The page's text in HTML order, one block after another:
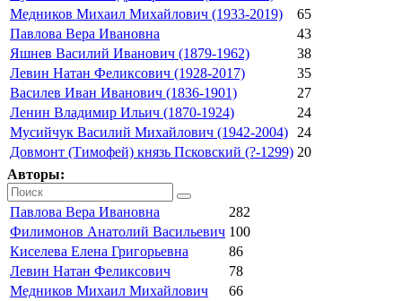
Медников Михаил Михайлович (1933-2019)
65
Павлова Вера Ивановна
43
Яшнев Василий Иванович (1879-1962)
38
Левин Натан Феликсович (1928-2017)
35
Василев Иван Иванович (1836-1901)
27
Ленин Владимир Ильич (1870-1924)
24
Мусийчук Василий Михайлович (1942-2004)
24
Довмонт (Тимофей) князь Псковский (?-1299) 20
Авторы:
Павлова Вера Ивановна
282
Филимонов Анатолий Васильевич 100
Киселева Елена Григорьевна
86
Левин Натан Феликсович
78
Медников Михаил Михайлович
66